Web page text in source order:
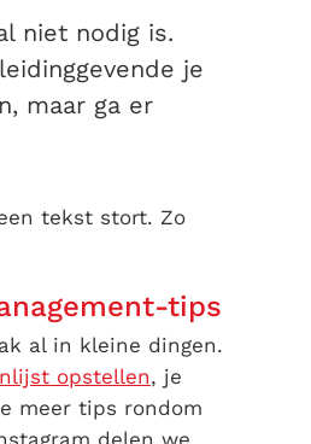
niet nodig is.
je
maar ga er
tekst stort. Zo
tips
al in kleine dingen.
opstellen, je
meer tips rondom
delen we